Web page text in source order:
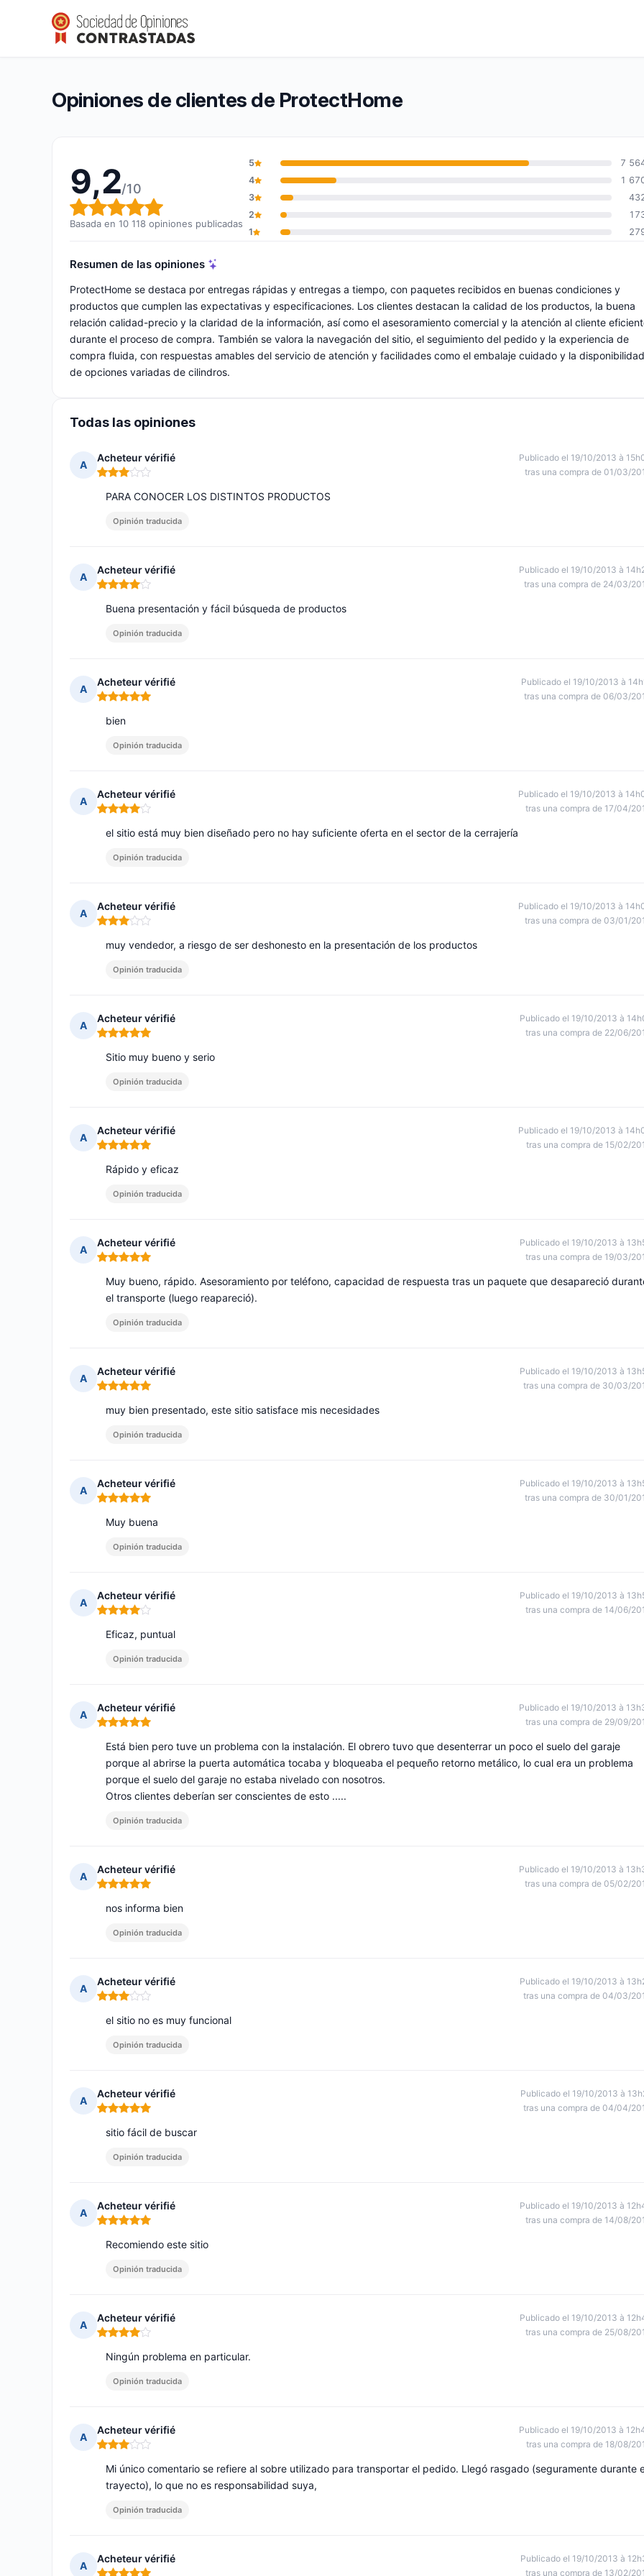
ProtectHome
Calificación global: 9,2 de 10
9,2/10(10 118 opiniones)
Opiniones de clientes de ProtectHome
9,2/10
Calificación global: 9,2 de 10
Basada en 10 118 opiniones publicadas
5
7
4
1
3
2
1
Resumen de las opiniones
ProtectHome se destaca por entregas rápidas y entregas a tiempo, con paquetes recibidos en buenas condiciones y
productos que cumplen las expectativas y especificaciones. Los clientes destacan la calidad de los productos, la buena
relación calidad-precio y la claridad de la información, así como el asesoramiento comercial y la atención al cliente
durante el proceso de compra. También se valora la navegación del sitio, el seguimiento del pedido y la experiencia de
compra fluida, con respuestas amables del servicio de atención y facilidades como el embalaje cuidado y la disponibilidad
de opciones variadas de cilindros.
Todas las opiniones
A
Acheteur vérifié
Nota: 3 de 5
Publicado el 19/10/2013 à
tras una compra de 01/03/
PARA CONOCER LOS DISTINTOS PRODUCTOS
Opinión traducida
A
Acheteur vérifié
Nota: 4 de 5
Publicado el 19/10/2013 à
tras una compra de 24/03/
Buena presentación y fácil búsqueda de productos
Opinión traducida
A
Acheteur vérifié
Nota: 5 de 5
Publicado el 19/10/2013 à
tras una compra de 06/03/
bien
Opinión traducida
A
Acheteur vérifié
Nota: 4 de 5
Publicado el 19/10/2013 à
tras una compra de 17/04/
el sitio está muy bien diseñado pero no hay suficiente oferta en el sector de la cerrajería
Opinión traducida
A
Acheteur vérifié
Nota: 3 de 5
Publicado el 19/10/2013 à
tras una compra de 03/01/
muy vendedor, a riesgo de ser deshonesto en la presentación de los productos
Opinión traducida
A
Acheteur vérifié
Nota: 5 de 5
Publicado el 19/10/2013 à
tras una compra de 22/06/
Sitio muy bueno y serio
Opinión traducida
A
Acheteur vérifié
Nota: 5 de 5
Publicado el 19/10/2013 à
tras una compra de 15/02/
Rápido y eficaz
Opinión traducida
A
Acheteur vérifié
Nota: 5 de 5
Publicado el 19/10/2013 à
tras una compra de 19/03/
Muy bueno, rápido. Asesoramiento por teléfono, capacidad de respuesta tras un paquete que desapareció
el transporte (luego reapareció).
Opinión traducida
A
Acheteur vérifié
Nota: 5 de 5
Publicado el 19/10/2013 à
tras una compra de 30/03/
muy bien presentado, este sitio satisface mis necesidades
Opinión traducida
A
Acheteur vérifié
Nota: 5 de 5
Publicado el 19/10/2013 à
tras una compra de 30/01/
Muy buena
Opinión traducida
A
Acheteur vérifié
Nota: 4 de 5
Publicado el 19/10/2013 à
tras una compra de 14/06/
Eficaz, puntual
Opinión traducida
A
Acheteur vérifié
Nota: 5 de 5
Publicado el 19/10/2013 à
tras una compra de 29/09/
Está bien pero tuve un problema con la instalación. El obrero tuvo que desenterrar un poco el suelo del garaje
porque al abrirse la puerta automática tocaba y bloqueaba el pequeño retorno metálico, lo cual era un problema
porque el suelo del garaje no estaba nivelado con nosotros.
Otros clientes deberían ser conscientes de esto .....
Opinión traducida
A
Acheteur vérifié
Nota: 5 de 5
Publicado el 19/10/2013 à
tras una compra de 05/02/
nos informa bien
Opinión traducida
A
Acheteur vérifié
Nota: 3 de 5
Publicado el 19/10/2013 à
tras una compra de 04/03/
el sitio no es muy funcional
Opinión traducida
A
Acheteur vérifié
Nota: 5 de 5
Publicado el 19/10/2013 à
tras una compra de 04/04/
sitio fácil de buscar
Opinión traducida
A
Acheteur vérifié
Nota: 5 de 5
Publicado el 19/10/2013 à
tras una compra de 14/08/
Recomiendo este sitio
Opinión traducida
A
Acheteur vérifié
Nota: 4 de 5
Publicado el 19/10/2013 à
tras una compra de 25/08/
Ningún problema en particular.
Opinión traducida
A
Acheteur vérifié
Nota: 3 de 5
Publicado el 19/10/2013 à
tras una compra de 18/08/
Mi único comentario se refiere al sobre utilizado para transportar el pedido. Llegó rasgado (seguramente durante
trayecto), lo que no es responsabilidad suya,
Opinión traducida
A
Acheteur vérifié
Publicado el 19/10/2013 à
tras una compra de 13/02/